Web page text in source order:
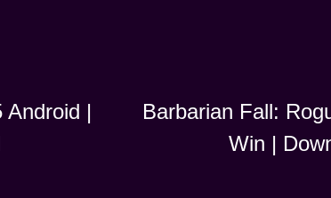
Android |
Barbarian Fall:
Win |